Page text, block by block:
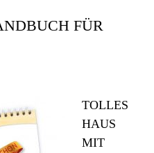
FÜR
TOLLES
HAUS
MIT